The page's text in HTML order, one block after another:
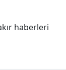
haberleri